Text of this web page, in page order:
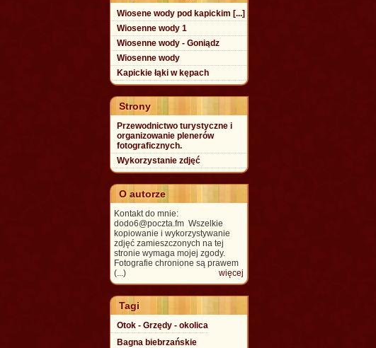
Wiosene wody pod kapickim [...]
Wiosenne wody 1
Wiosenne wody - Goniądz
Wiosenne wody
Kapickie łąki w kępach
Strony
Przewodnictwo turystyczne i
organizowanie plenerów
fotograficznych.
Wykorzystanie zdjęć
O autorze
Kontakt do mnie:
dodo6@poczta.fm Wszelkie
kopiowanie i wykorzystywanie
zdjęć zamieszczonych na tej
stronie wymaga mojej zgody.
Fotografie chronione są prawem
(...)
więcej
Tagi
Otok - Grzędy - okolica
Bagna biebrzańskie